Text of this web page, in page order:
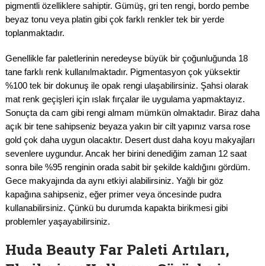
pigmentli özelliklere sahiptir. Gümüş, gri ten rengi, bordo pembe
beyaz tonu veya platin gibi çok farklı renkler tek bir yerde
toplanmaktadır.
Genellikle far paletlerinin neredeyse büyük bir çoğunluğunda 18
tane farklı renk kullanılmaktadır. Pigmentasyon çok yüksektir
%100 tek bir dokunuş ile opak rengi ulaşabilirsiniz. Şahsi olarak
mat renk geçişleri için ıslak fırçalar ile uygulama yapmaktayız.
Sonuçta da cam gibi rengi almam mümkün olmaktadır. Biraz daha
açık bir tene sahipseniz beyaza yakın bir cilt yapınız varsa rose
gold çok daha uygun olacaktır. Desert dust daha koyu makyajları
sevenlere uygundur. Ancak her birini denediğim zaman 12 saat
sonra bile %95 renginin orada sabit bir şekilde kaldığını gördüm.
Gece makyajında da aynı etkiyi alabilirsiniz. Yağlı bir göz
kapağına sahipseniz, eğer primer veya öncesinde pudra
kullanabilirsiniz. Çünkü bu durumda kapakta birikmesi gibi
problemler yaşayabilirsiniz.
Huda Beauty Far Paleti Artıları,